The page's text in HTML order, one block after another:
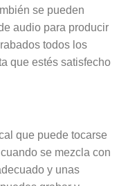
se pueden
audio para producir
todos los
que estés satisfecho
que puede tocarse
se mezcla con
y unas